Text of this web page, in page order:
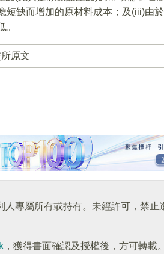
短缺而增加的原材料成本；及(iii)由
。
原文
專屬所有或持有。未經許可，禁止
，獲得書面確認及授權後，方可轉載。